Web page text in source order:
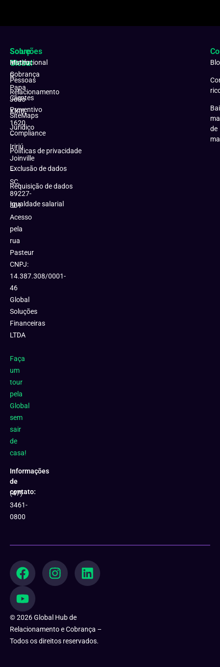
Matriz:
R.
Papa
João
XXIII,
1620
–
Iririú
Joinville
–
SC,
89227-
301
Acesso
pela
rua
Pasteur
CNPJ:
14.387.308/0001-
46
Global
Soluções
Financeiras
LTDA
Faça
um
tour
pela
Global
sem
sair
de
casa!
Informações
de
contato:
(47)
3461-
0800
Soluções
Global
Cobrança
Relacionamento
Preventivo
Jurídico
Sobre
Institucional
Pessoas
Clientes
SiteMaps
Compliance
Políticas de privacidade
Exclusão de dados
Requisição de dados
Igualdade salarial
de
F
a
c
e
b
o
o
I
n
a
g
r
L
i
d
i
Y
o
u
t
u
b
e
© 2026 Global Hub de
Relacionamento e Cobrança –
Todos os direitos reservados.